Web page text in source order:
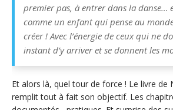
premier pas, à entrer dans la danse…
comme un enfant qui pense au
créer ! Avec l’énergie de ceux qui ne
instant d’y arriver et se donnent les
Et alors là, quel tour de force ! Le livre de
remplit tout à fait son objectif. Les